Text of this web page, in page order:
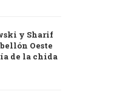
y Sharif
Oeste
de la chida